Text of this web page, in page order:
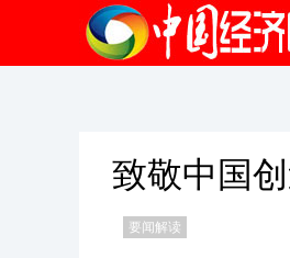
致敬中国
要闻解读